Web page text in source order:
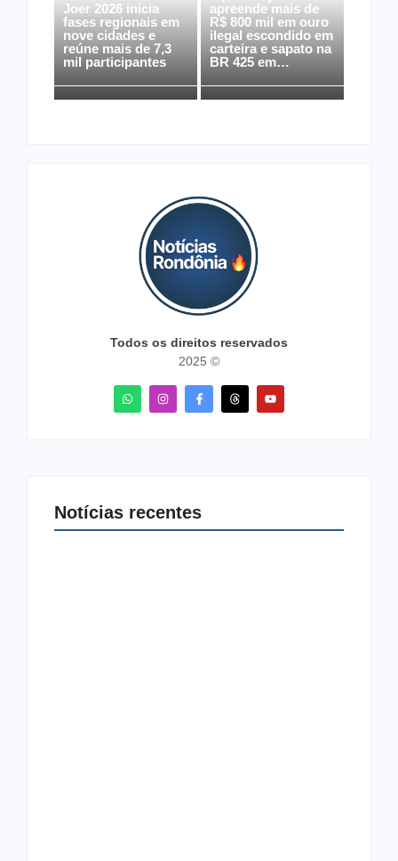
Joer 2026 inicia
fases regionais em
nove cidades e
reúne mais de 7,3
mil participantes
apreende mais de
R$ 800 mil em ouro
ilegal escondido em
carteira e sapato na
BR 425 em…
Todos os direitos reservados
2025 ©
Notícias recentes